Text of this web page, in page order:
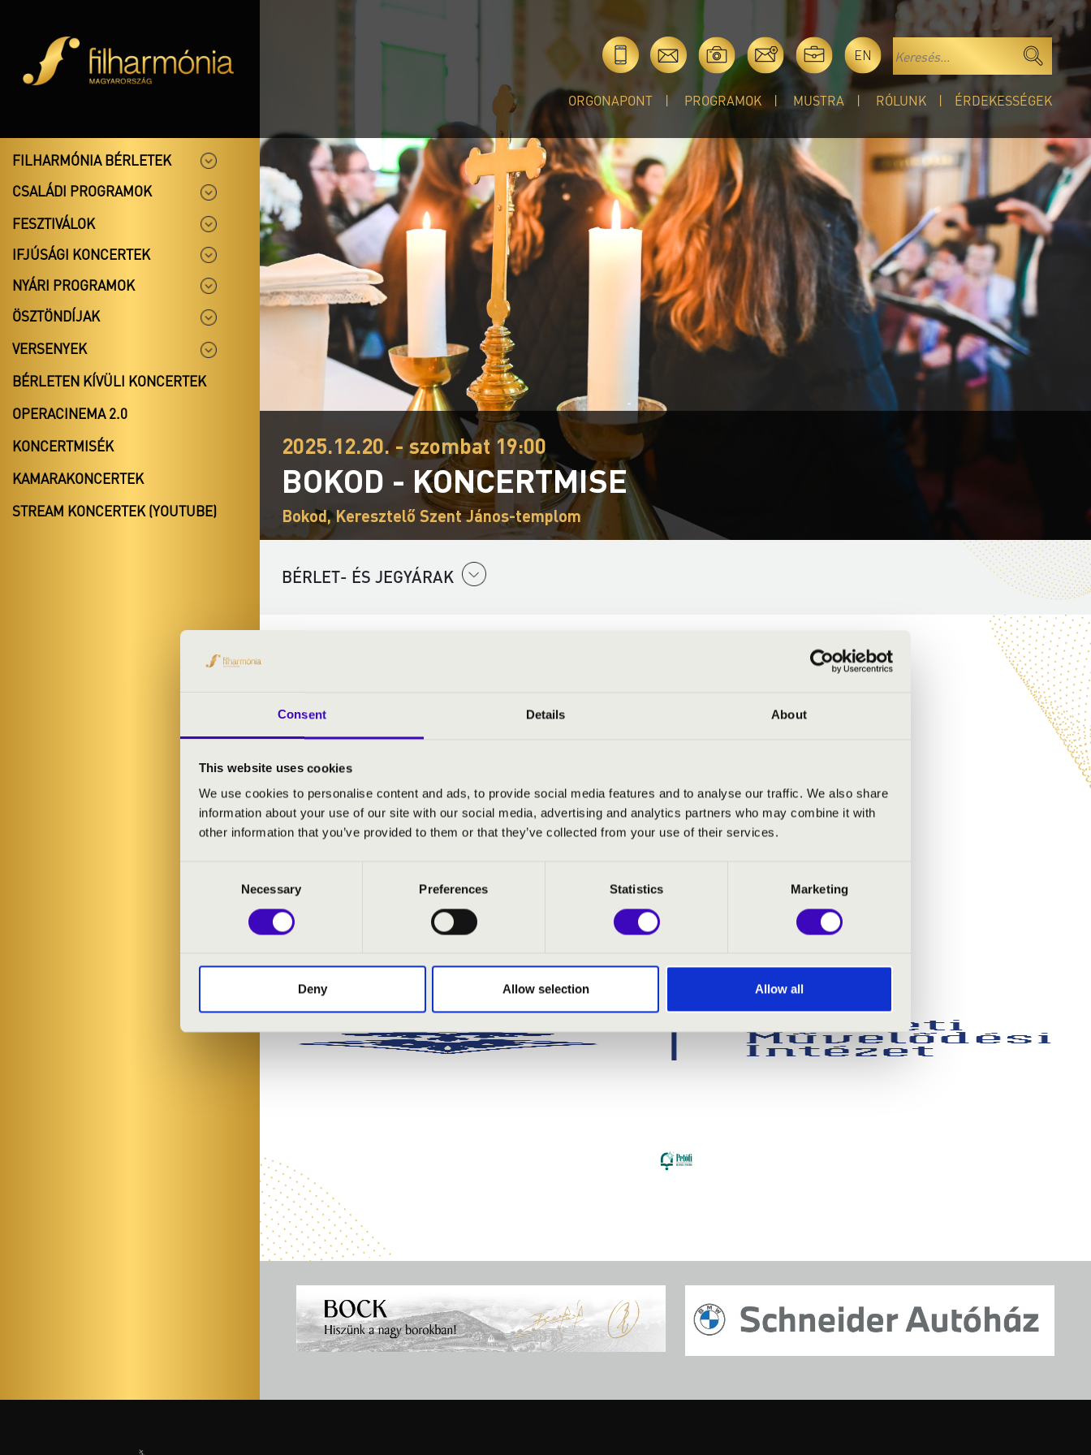
Consent Details About
This website uses cookies
We use cookies to personalise content and ads, to provide social media features and to analyse our traffic. We also share
information about your use of our site with our social media, advertising and analytics partners who may combine it with
other information that you’ve provided to them or that they’ve collected from your use of their services.
Necessary Preferences Statistics Marketing
Deny Allow selection Allow all
EN
ORGONAPONT PROGRAMOK MUSTRA RÓLUNK ÉRDEKESSÉGEK
FILHARMÓNIA BÉRLETEK
CSALÁDI PROGRAMOK
FESZTIVÁLOK
IFJÚSÁGI KONCERTEK
NYÁRI PROGRAMOK
ÖSZTÖNDÍJAK
VERSENYEK
BÉRLETEN KÍVÜLI KONCERTEK
OPERACINEMA 2.0
KONCERTMISÉK
KAMARAKONCERTEK
STREAM KONCERTEK (YOUTUBE)
2025.12.20. - szombat 19:00
BOKOD - KONCERTMISE
Bokod, Keresztelő Szent János-templom
BÉRLET- ÉS JEGYÁRAK
Kriszta Kinga
Szélpál Szilveszter
MŰSOR:
Mozart: Ave verum corpus
Mozart: Laudate Dominum, K339
Mozart: Exultate Jubilate - Alleluja